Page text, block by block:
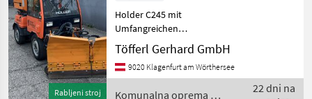
Rabljeni stroj
Holder C245 mit
Umfangreichen
Winterzubehör in einem
schönem Zustand - 4-
Zylinder KUBOTA
Töfferl Gerhard GmbH
9020 Klagenfurt am Wörthersee
Komunalna oprema /
22 dni na